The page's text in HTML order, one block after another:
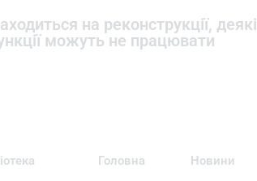
на реконструкції, деякі
можуть не працювати
Головна Новини